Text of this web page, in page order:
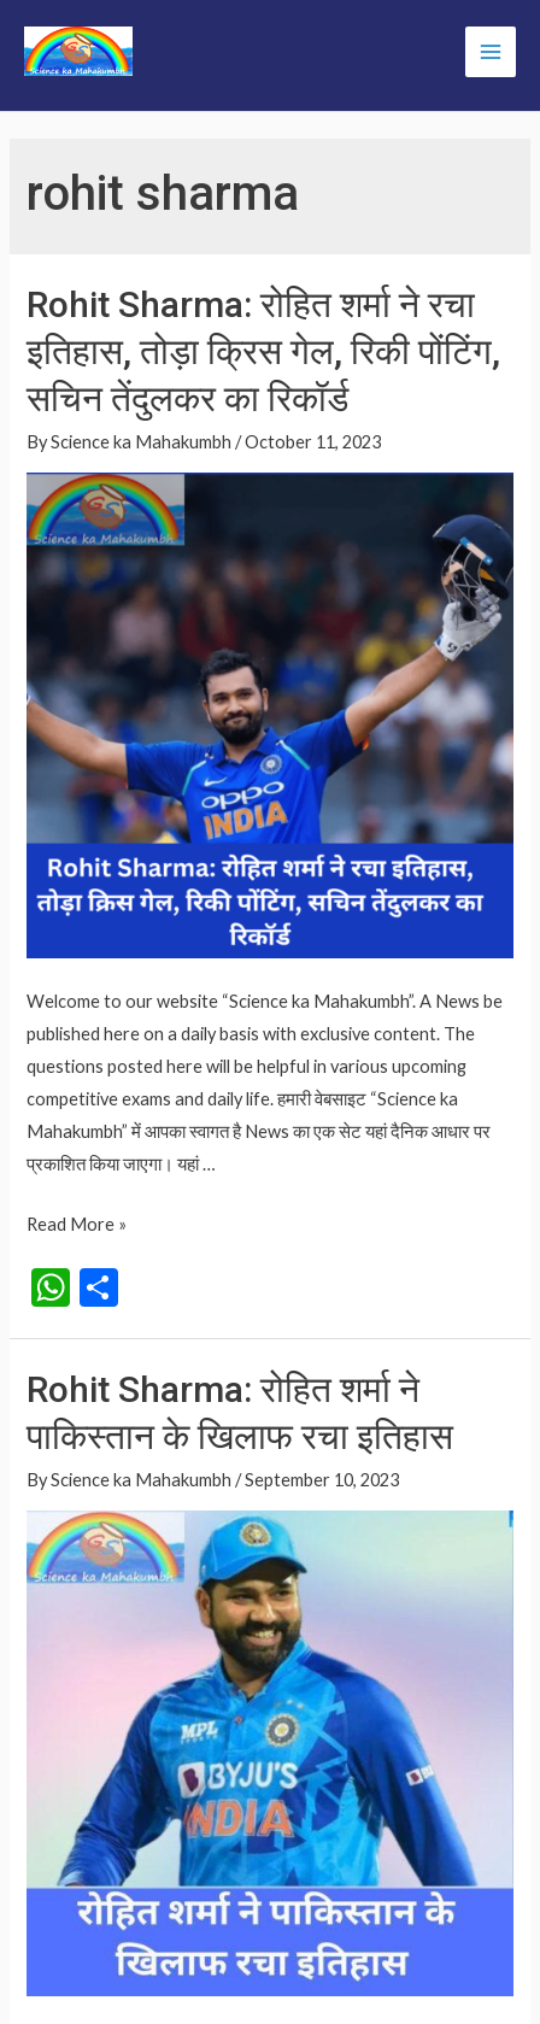
content
Main
rohit sharma
Rohit Sharma: रोहित शर्मा ने रचा
इतिहास, तोड़ा क्रिस गेल, रिकी पोंटिंग,
सचिन तेंदुलकर का रिकॉर्ड
ByScience ka Mahakumbh /October 11, 2023
Welcome to our website “Science ka Mahakumbh”. A News be
published here on a daily basis with exclusive content. The
questions posted here will be helpful in various upcoming
competitive exams and daily life. हमारी वेबसाइट “Science ka
Mahakumbh” में आपका स्वागत है News का एक सेट यहां दैनिक आधार पर
प्रकाशित किया जाएगा। यहां …
Rohit
रोहित
रचा
इतिहास,
तोड़ा
क्रिस
गेल,
रिकी
पोंटिंग,
Read More »
W
h
at
s
A
p
p
h
ar
e
Rohit Sharma: रोहित शर्मा ने
पाकिस्तान के खिलाफ रचा इतिहास
ByScience ka Mahakumbh /September 10, 2023